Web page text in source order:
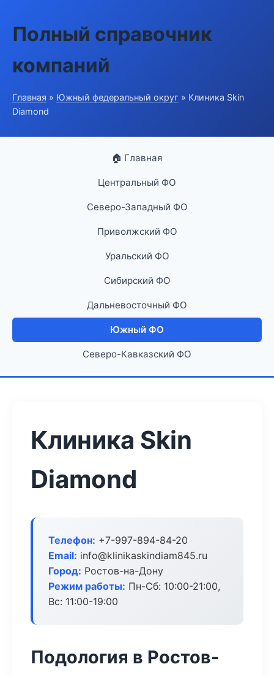
Полный справочник
компаний
Главная » Южный федеральный округ » Клиника Skin
Diamond
🏠 Главная
Центральный ФО
Северо-Западный ФО
Приволжский ФО
Уральский ФО
Сибирский ФО
Дальневосточный ФО
Южный ФО
Северо-Кавказский ФО
Клиника Skin
Diamond
Телефон: +7-997-894-84-20
Email: info@klinikaskindiam845.ru
Город: Ростов-на-Дону
Режим работы: Пн-Сб: 10:00-21:00,
Вс: 11:00-19:00
Подология в Ростов-